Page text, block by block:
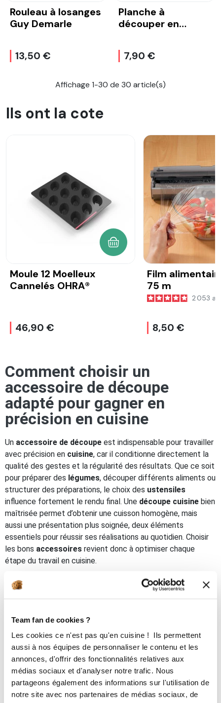
Team fan de cookies ?
Les cookies ce n'est pas qu'en cuisine ! Ils permettent
aussi à nos équipes de personnaliser le contenu et les
annonces, d'offrir des fonctionnalités relatives aux
médias sociaux et d'analyser notre trafic. Nous
partageons également des informations sur l'utilisation de
notre site avec nos partenaires de médias sociaux, de
Rouleau à losanges
Guy Demarle
13,50 €
Planche à
découper en
7,90 €
Affichage 1-30 de 30 article(s)
Ils ont la cote
Moule 12 Moelleux
Cannelés OHRA®
46,90 €
AJOUTER AU PANIER
Film
75 m
2 053
8,50 €
Comment choisir un
accessoire de découpe
adapté pour gagner en
précision en cuisine
Un accessoire de découpe est indispensable pour travailler
avec précision en cuisine, car il conditionne directement la
qualité des gestes et la régularité des résultats. Que ce soit
pour préparer des légumes, découper différents aliments ou
structurer des préparations, le choix des ustensiles
influence fortement le rendu final. Une découpe cuisine bien
maîtrisée permet d’obtenir une cuisson homogène, mais
aussi une présentation plus soignée, deux éléments
essentiels pour réussir ses réalisations au quotidien. Choisir
les bons accessoires revient donc à optimiser chaque
étape du travail en cuisine.
Lescouteaux
occupent une place centrale parmi les
accessoires de découpe
couteau, équipé de
et réguliers. La qualité des
d’utilisation. Des lamesbien affûtées permettent de
travailler sans forcer, réduisent les risques d’erreur et
améliorent la sécurité. Encuisine, disposer de plusieurs
couteaux cuisine adaptés à différents usages permet
d’ajuster ladécoupeen fonction des aliments et d’obtenir un
résultat plus maîtrisé.